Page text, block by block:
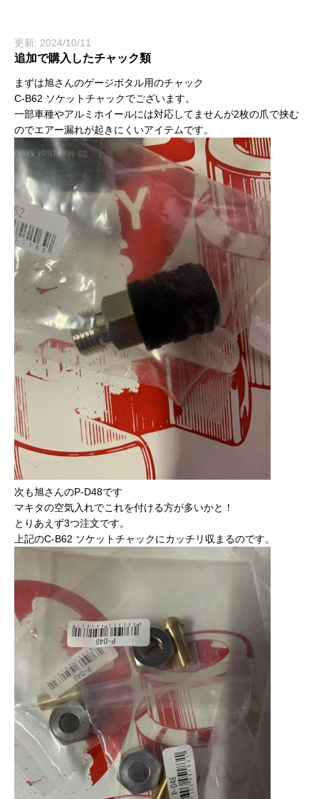
更新: 2024/10/11
追加で購入したチャック類
まずは旭さんのゲージボタル用のチャック
C-B62 ソケットチャックでございます。
一部車種やアルミホイールには対応してませんが2枚の爪で挟む
のでエアー漏れが起きにくいアイテムです。
次も旭さんのP-D48です
マキタの空気入れでこれを付ける方が多いかと！
とりあえず3つ注文です。
上記のC-B62 ソケットチャックにカッチリ収まるのです。